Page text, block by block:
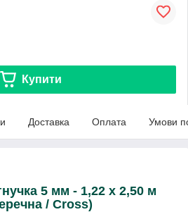
Купити
Доставка Оплата Умови
5 мм - 1,22 х 2,50 м
/ Cross)